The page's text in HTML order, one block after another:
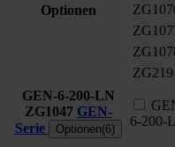
Optionen
GEN-6-200-LN
ZG1047 GEN-
Serie
Optionen(6)
6-200-